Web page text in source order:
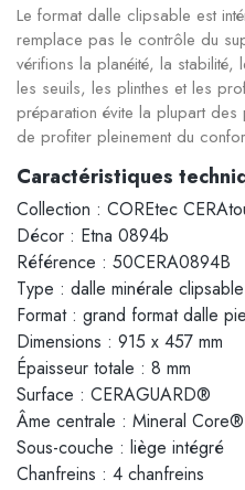
Le format dalle clipsable est
remplace pas le contrôle du
vérifions la planéité, la
les seuils, les plinthes et les
préparation évite la plupart
de profiter pleinement du
Caractéristiques
Collection : COREtec
Décor : Etna 0894b
Référence : 50CERA0894B
Type : dalle minérale clipsable
Format : grand format dalle
Dimensions : 915 x 457 mm
Épaisseur totale : 8 mm
Surface : CERAGUARD®
Âme centrale : Mineral Core®
Sous-couche : liège intégré
Chanfreins : 4 chanfreins